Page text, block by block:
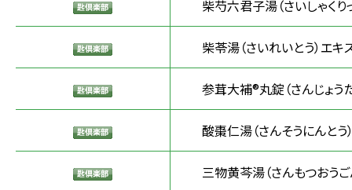
柴芍六君子湯（さいしゃくり
柴苓湯（さいれいとう）エキ
参茸大補®丸錠（さんじょう
酸棗仁湯（さんそうにんとう
三物黄芩湯（さんもつおうご